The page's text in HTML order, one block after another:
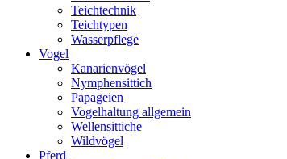
Teichtechnik
Teichtypen
Wasserpflege
Vogel
Kanarienvögel
Nymphensittich
Papageien
Vogelhaltung allgemein
Wellensittiche
Wildvögel
Pferd